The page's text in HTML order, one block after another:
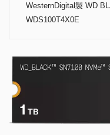
WesternDigital製 WD
WDS100T4X0E